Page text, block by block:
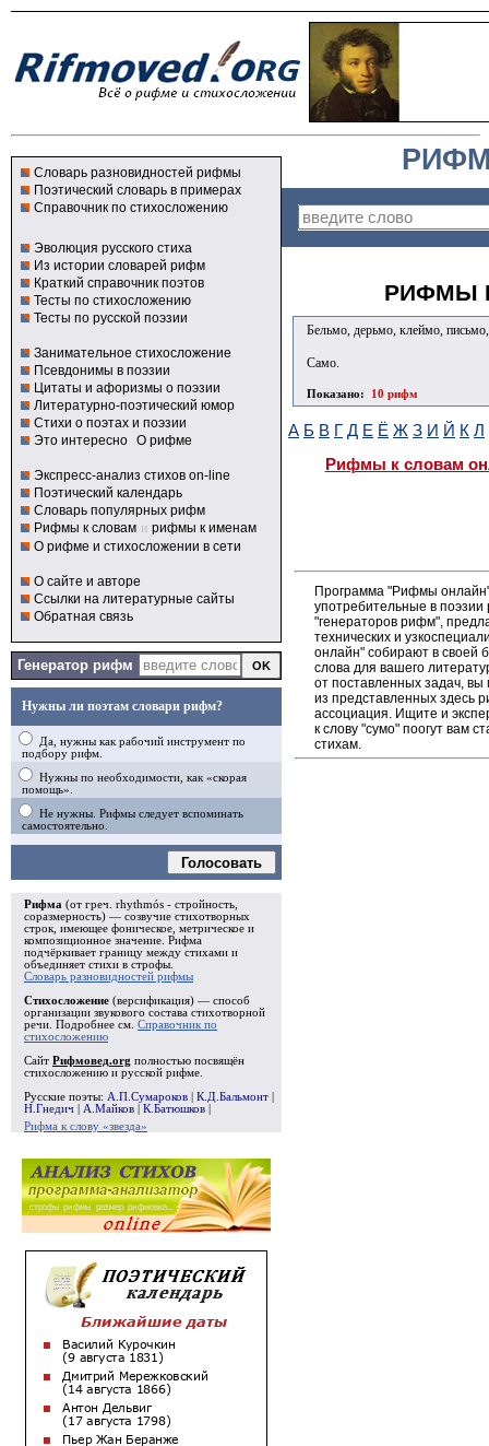
Словарь разновидностей рифмы
Поэтический словарь в примерах
Справочник по стихосложению
Эволюция русского стиха
Из истории словарей рифм
Краткий справочник поэтов
Тесты по стихосложению
Тесты по русской поэзии
Занимательное стихосложение
Псевдонимы в поэзии
Цитаты и афоризмы о поэзии
Литературно-поэтический юмор
Стихи о поэтах и поэзии
Это интересно О рифме
Экспресс-анализ стихов on-line
Поэтический календарь
Словарь популярных рифм
Рифмы к словам и рифмы к именам
О рифме и стихосложении в сети
О сайте и авторе
Ссылки на литературные сайты
Обратная связь
Генератор рифм
Нужны ли поэтам словари рифм?
Да, нужны как рабочий инструмент по
подбору рифм.
Нужны по необходимости, как «скорая
помощь».
Не нужны. Рифмы следует вспоминать
самостоятельно.
Голосовать
Рифма (от греч. rhythmós - стройность,
соразмерность) — созвучие стихотворных
строк, имеющее фоническое, метрическое и
композиционное значение. Рифма
подчёркивает границу между стихами и
объединяет стихи в строфы
Словарь разновидностей рифмы
Стихосложение (версификация) — способ
организации звукового состава стихотворной
речи. Подробнее см. Справочник по
стихосложению
Сайт Рифмовед.org полностью посвящён
стихосложению и русской рифме.
Русские поэты: А.П.Сумароков К.Д.Бальмонт
Н.Гнедич
А.Майков К.Батюшков
Рифма к слову «звезда»
РИФМЫ
Бельмо, дерьмо, клеймо,
Само.
Показано: 10 рифм
А Б В Г Д Е Ё Ж З И Й К Л
Рифмы к словам
Программа "Рифмы
употребительные в
"генераторов рифм",
технических и
онлайн" собирают в своей
слова для вашего
от поставленных задач,
из представленных здесь
ассоциация. Ищите и
к слову "сумо" поогут вам
стихам.